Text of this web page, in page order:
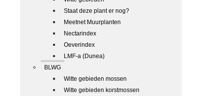
Staat deze plant er nog?
Meetnet Muurplanten
Nectarindex
Oeverindex
LMF-a (Dunea)
BLWG
Witte gebieden mossen
Witte gebieden korstmossen